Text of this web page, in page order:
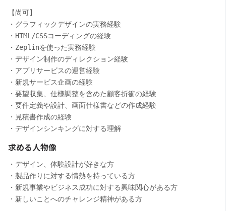
【尚可】
・グラフィックデザインの実務経験
・HTML/CSSコーディングの経験
・Zeplinを使った実務経験
・デザイン制作のディレクション経験
・アプリサービスの運営経験
・新規サービス企画の経験
・要望収集、仕様調整を含めた顧客折衝の経験
・要件定義や設計、画面仕様書などの作成経験
・見積書作成の経験
・デザインシンキングに対する理解
求める人物像
・デザイン、体験設計が好きな方
・製品作りに対する情熱を持っている方
・新規事業やビジネス成功に対する興味関心がある方
・新しいことへのチャレンジ精神がある方